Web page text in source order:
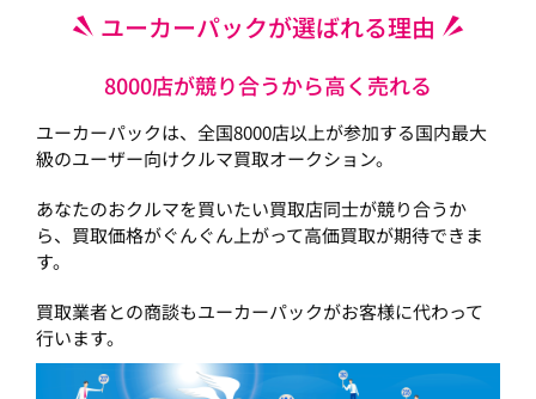
ユーカーパックが選ばれる理由
8000店が競り合うから高く売れる
ユーカーパックは、全国8000店以上が参加する国内最大
級のユーザー向けクルマ買取オークション。
あなたのおクルマを買いたい買取店同士が競り合うか
ら、買取価格がぐんぐん上がって高価買取が期待できま
す。
買取業者との商談もユーカーパックがお客様に代わって
行います。